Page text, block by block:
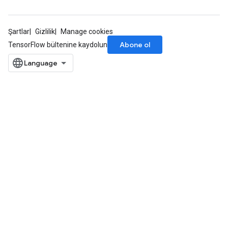
Şartlar Gizlilik
Manage cookies
TensorFlow bültenine kaydolun
Abone ol